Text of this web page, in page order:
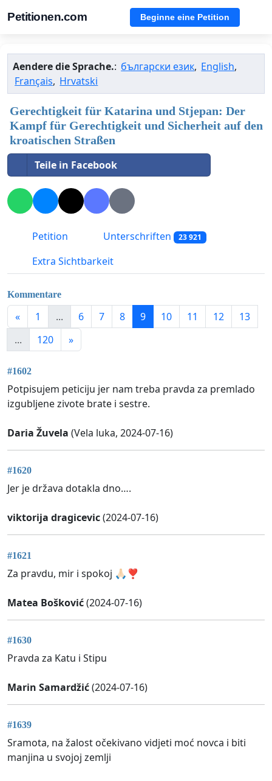
Petitionen.com Beginne eine Petition
Aendere die Sprache.: български език, English,
Français, Hrvatski
Gerechtigkeit für Katarina und Stjepan: Der
Kampf für Gerechtigkeit und Sicherheit auf den
kroatischen Straßen
Teile in Facebook
Petition Unterschriften 23 921
Extra Sichtbarkeit
Kommentare
« 1 ... 6 7 8 9 10 11 12
13
...
120 »
#1602
Potpisujem peticiju jer nam treba pravda za premlado
izgubljene zivote brate i sestre.
Daria Žuvela (Vela luka, 2024-07-16)
#1620
Jer je država dotakla dno….
viktorija dragicevic(2024-07-16)
#1621
Za pravdu, mir i spokoj 🙏🏻❣️
Matea Bošković(2024-07-16)
#1630
Pravda za Katu i Stipu
Marin Samardžić(2024-07-16)
#1639
Sramota, na žalost očekivano vidjeti moć novca i biti
manjina u svojoj zemlji